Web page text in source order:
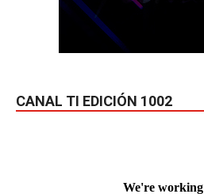
CANAL TI EDICIÓN 1002